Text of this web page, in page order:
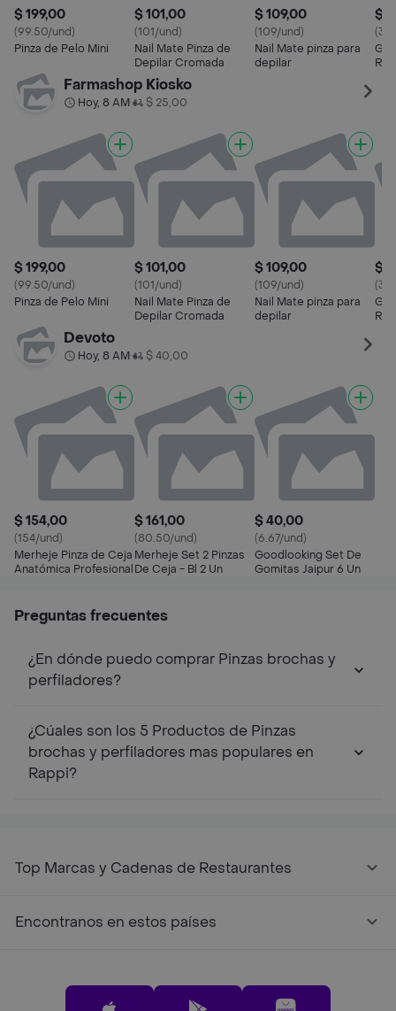
$ 199,00
(99.50/und)
Pinza de Pelo Mini
$ 101,00
(101/und)
Nail Mate Pinza de
Depilar Cromada
$ 109,00
(109/und)
Nail Mate pinza para
depilar
$
Farmashop Kiosko
Hoy, 8 AM• $ 25,00
$ 199,00
(99.50/und)
Pinza de Pelo Mini
$ 101,00
(101/und)
Nail Mate Pinza de
Depilar Cromada
$ 109,00
(109/und)
Nail Mate pinza para
depilar
$
Devoto
Hoy, 8 AM• $ 40,00
$ 154,00
(154/und)
Merheje Pinza de Ceja
Anatómica Profesional
$ 161,00
(80.50/und)
Merheje Set 2 Pinzas
De Ceja - Bl 2 Un
$ 40,00
(6.67/und)
Goodlooking Set De
Gomitas Jaipur 6 Un
Preguntas frecuentes
¿En dónde puedo comprar Pinzas brochas y
perfiladores?
¿Cúales son los 5 Productos de Pinzas
brochas y perfiladores mas populares en
Rappi?
Top Marcas y Cadenas de Restaurantes
Encontranos en estos países